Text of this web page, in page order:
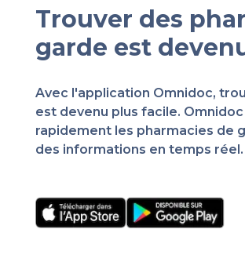
Trouver des
garde est
Avec l'application Omnidoc,
est devenu plus facile.
rapidement les pharmacies de
des informations en temps réel.